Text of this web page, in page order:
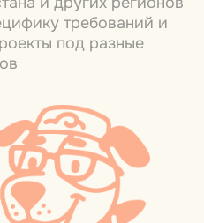
требований и
под разные